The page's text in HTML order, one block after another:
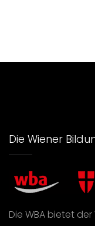
Die Wiener
Die WBA bietet